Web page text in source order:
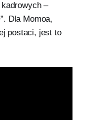
–
Dla Momoa,
postaci, jest to